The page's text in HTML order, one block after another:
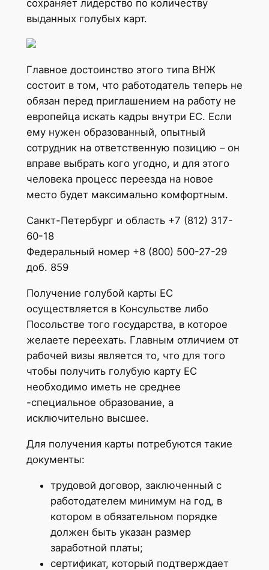
сохраняет лидерство по количеству
выданных голубых карт.
Главное достоинство этого типа ВНЖ
состоит в том, что работодатель теперь не
обязан перед приглашением на работу не
европейца искать кадры внутри ЕС. Если
ему нужен образованный, опытный
сотрудник на ответственную позицию – он
вправе выбрать кого угодно, и для этого
человека процесс переезда на новое
место будет максимально комфортным.
Санкт-Петербург и область +7 (812) 317-
60-18
Федеральный номер +8 (800) 500-27-29
доб. 859
Получение голубой карты ЕС
осуществляется в Консульстве либо
Посольстве того государства, в которое
желаете переехать. Главным отличием от
рабочей визы является то, что для того
чтобы получить голубую карту ЕС
необходимо иметь не среднее
-специальное образование, а
исключительно высшее.
Для получения карты потребуются такие
документы:
трудовой договор, заключенный с
работодателем минимум на год, в
котором в обязательном порядке
должен быть указан размер
заработной платы;
сертификат, который подтверждает